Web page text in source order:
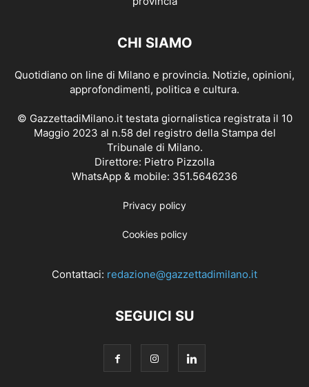
CHI SIAMO
Quotidiano on line di Milano e provincia. Notizie, opinioni,
approfondimenti, politica e cultura.
© GazzettadiMilano.it testata giornalistica registrata il 10
Maggio 2023 al n.58 del registro della Stampa del
Tribunale di Milano.
Direttore: Pietro Pizzolla
WhatsApp & mobile: 351.5646236
Privacy policy
Cookies policy
Contattaci: redazione@gazzettadimilano.it
SEGUICI SU